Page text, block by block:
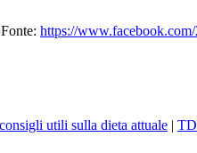
Fonte: https://
utili sulla dieta attuale |